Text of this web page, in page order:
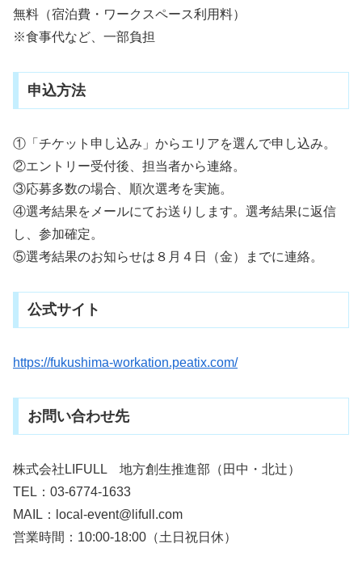
無料（宿泊費・ワークスペース利用料）
※食事代など、一部負担
申込方法
①「チケット申し込み」からエリアを選んで申し込み。
②エントリー受付後、担当者から連絡。
③応募多数の場合、順次選考を実施。
④選考結果をメールにてお送りします。選考結果に返信
し、参加確定。
⑤選考結果のお知らせは８月４日（金）までに連絡。
公式サイト
https://fukushima-workation.peatix.com/
お問い合わせ先
株式会社LIFULL 地方創生推進部（田中・北辻）
TEL：03-6774-1633
MAIL：local-event@lifull.com
営業時間：10:00-18:00（土日祝日休）